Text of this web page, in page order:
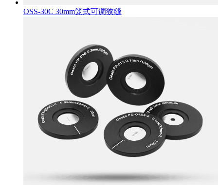
OSS-30C 30mm笼式可调狭缝